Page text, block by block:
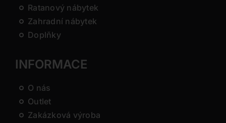
Ratanový nábytek
Zahradní nábytek
Doplňky
INFORMACE
O nás
Outlet
Zakázková výroba